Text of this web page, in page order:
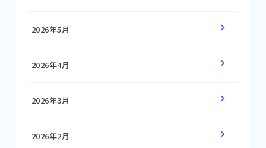
2026年5月
2026年4月
2026年3月
2026年2月